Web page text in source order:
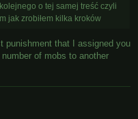
o tej samej treść czyli
jak zrobiłem kilka kroków
punishment that I assigned you
of mobs to another